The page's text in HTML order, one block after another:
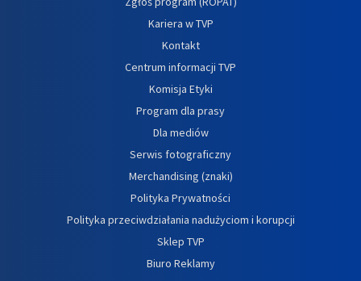
Kariera w TVP
Kontakt
Centrum informacji TVP
Komisja Etyki
Program dla prasy
Dla mediów
Serwis fotograficzny
Merchandising (znaki)
Polityka Prywatności
Polityka przeciwdziałania nadużyciom i korupcji
Sklep TVP
Biuro Reklamy